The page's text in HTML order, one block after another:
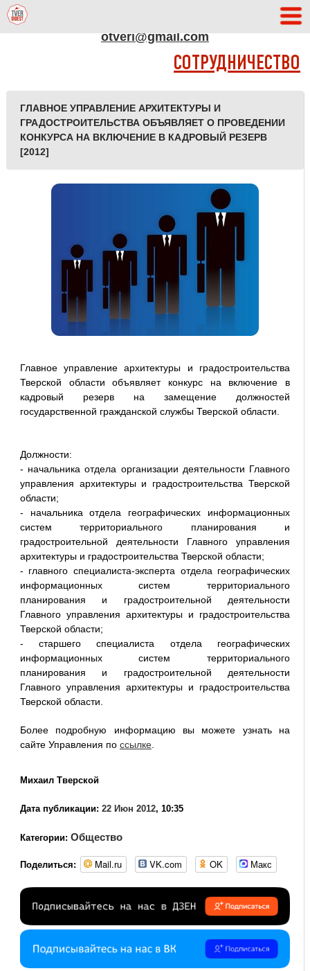
otveri@gmail.com
СОТРУДНИЧЕСТВО
ГЛАВНОЕ УПРАВЛЕНИЕ АРХИТЕКТУРЫ И
ГРАДОСТРОИТЕЛЬСТВА ОБЪЯВЛЯЕТ О ПРОВЕДЕНИИ
КОНКУРСА НА ВКЛЮЧЕНИЕ В КАДРОВЫЙ РЕЗЕРВ
[2012]
Главное управление архитектуры и градостроительства
Тверской области объявляет конкурс на включение в
кадровый резерв на замещение должностей
государственной гражданской службы Тверской области.
Должности:
- начальника отдела организации деятельности Главного
управления архитектуры и градостроительства Тверской
области;
- начальника отдела географических информационных
систем территориального планирования и
градостроительной деятельности Главного управления
архитектуры и градостроительства Тверской области;
- главного специалиста-эксперта отдела географических
информационных систем территориального
планирования и градостроительной деятельности
Главного управления архитектуры и градостроительства
Тверской области;
- старшего специалиста отдела географических
информационных систем территориального
планирования и градостроительной деятельности
Главного управления архитектуры и градостроительства
Тверской области.
Более подробную информацию вы можете узнать на
сайте Управления по ссылке.
Михаил Тверской
Дата публикации: 22 Июн 2012, 10:35
Категории: Общество
Поделиться: Mail.ru VK.com OK Макс